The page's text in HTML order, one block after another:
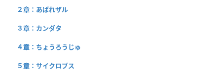
２章：あばれザル
３章：カンダタ
４章：ちょうろうじゅ
５章：サイクロプス